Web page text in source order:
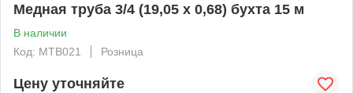
Медная труба 3/4 (19,05 x 0,68) бухта 15 м
В наличии
Код: MTB021
Розница
Цену уточняйте